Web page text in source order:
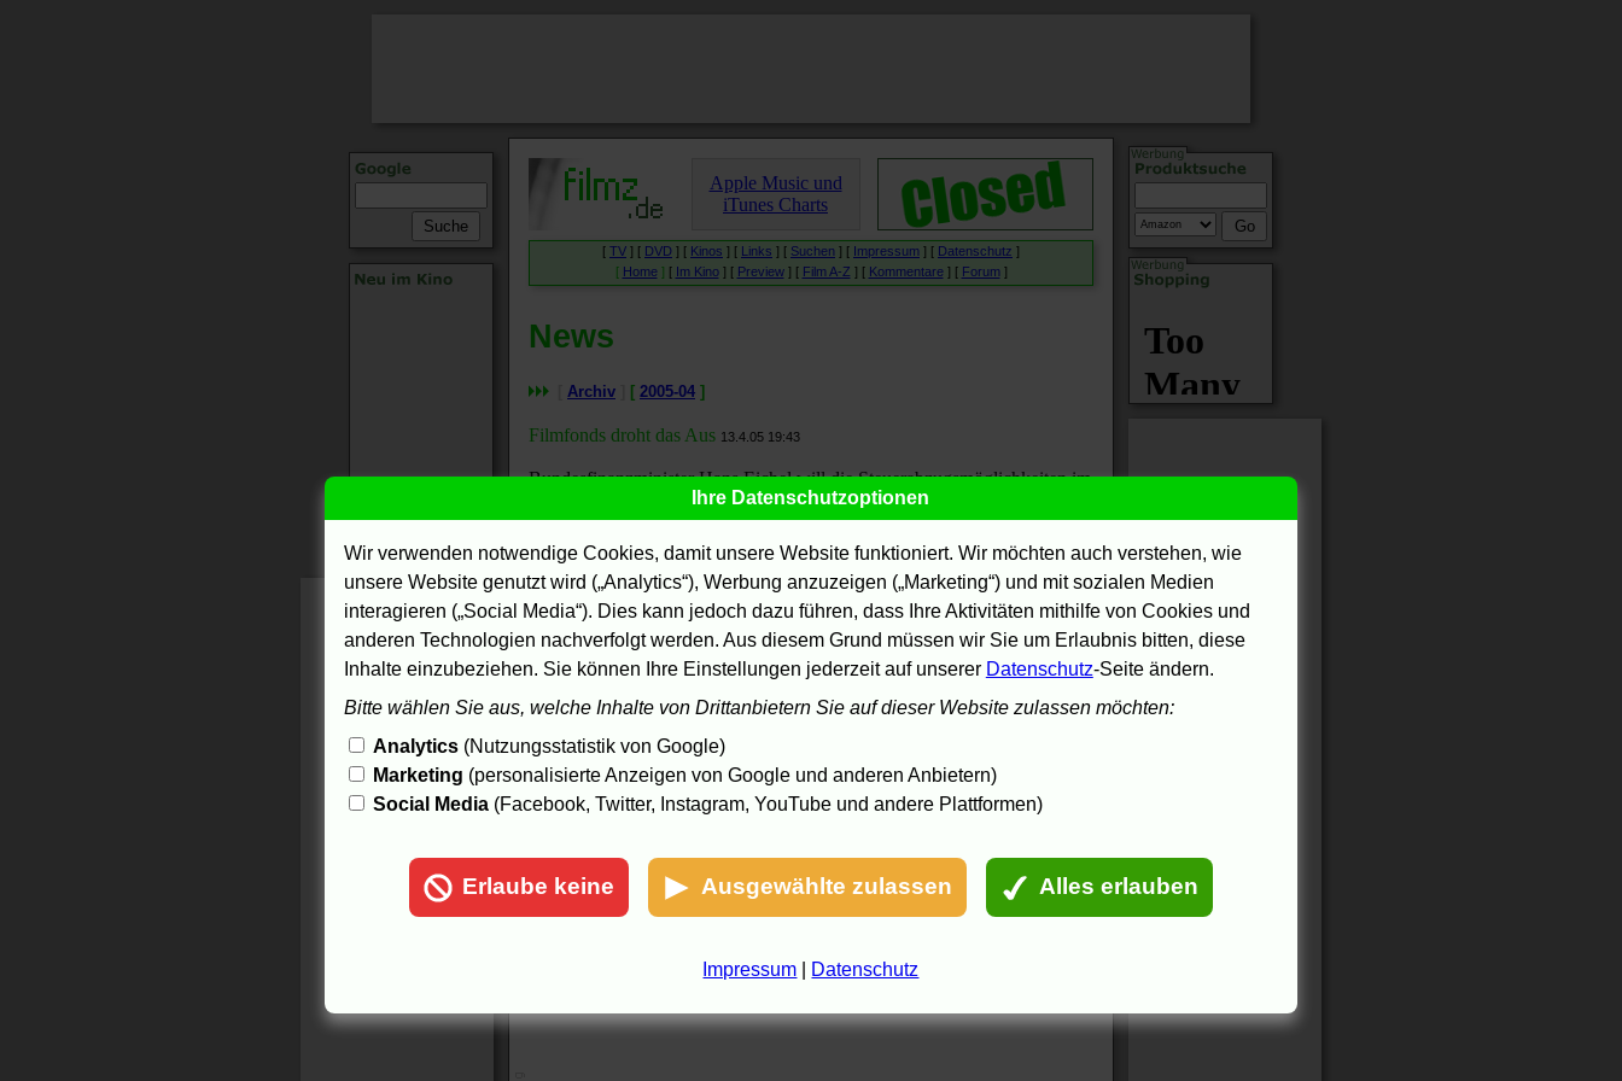
Apple Music und
iTunes Charts
[ TV ] [ DVD ] [ Kinos ] [ Links ] [ Suchen ] [ Impressum ] [ Datenschutz ]
[ Home] [ Im Kino] [ Preview] [ Film A-Z ] [ Kommentare] [ Forum]
News
Archiv [ 2005-04 ]
Filmfonds droht das Aus 13.4.05 19:43
Bundesfinanzminister Hans Eichel will die Steuerabzugsmöglichkeiten im
Rahmen der Filmfonds einschränken.FAZ.NET:
das Aus.Leo Fischerin derWelt:
Eichel will Steuerspar-Möglichkeiten
mit Verlustzuweisungen einschränken
Karl-Heinz Möllerin der
Welt am
Sonntag:
Medienfonds verlieren ohne steuerliche Privilegien ihren
Reiz, dort auchMartin Witt:
Geschlossene Fonds nur noch ein
Auslaufmodell?und im Gespräch mit Michael Oehme vom Verband der
Medienfonds:
Medienfonds als Bauernopfer Anke Westphalin der
Berliner Zeitung: Die Wege des dummen deutschen Geldes. Leo
Fischerin der Welt:
Fiskus fährt Steuervorteile überraschend schnell
zurück
Edward Jay Epstein bei :
How To Finance a Hollywood
Blockbuster(via supatyp).
Ihre Datenschutzoptionen
Wir verwenden notwendige Cookies, damit unsere Website funktioniert. Wir möchten auch verstehen, wie
unsere Website genutzt wird („Analytics“), Werbung anzuzeigen („Marketing“) und mit sozialen Medien
interagieren („Social Media“). Dies kann jedoch dazu führen, dass Ihre Aktivitäten mithilfe von Cookies und
anderen Technologien nachverfolgt werden. Aus diesem Grund müssen wir Sie um Erlaubnis bitten, diese
Inhalte einzubeziehen. Sie können Ihre Einstellungen jederzeit auf unserer Datenschutz-Seite ändern.
Bitte wählen Sie aus, welche Inhalte von Drittanbietern Sie auf dieser Website zulassen möchten:
Analytics(Nutzungsstatistik von Google)
Marketing (personalisierte Anzeigen von Google und anderen Anbietern)
Social Media(Facebook, Twitter, Instagram, YouTube und andere Plattformen)
Erlaube keine Ausgewählte zulassen Alles erlauben
Impressum Datenschutz